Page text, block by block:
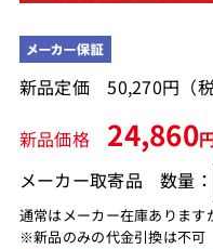
新品定価 50,270円（
新品価格 24,860
メーカー取寄品
通常はメーカー在庫あります
※新品のみの代金引換は不可
数量：